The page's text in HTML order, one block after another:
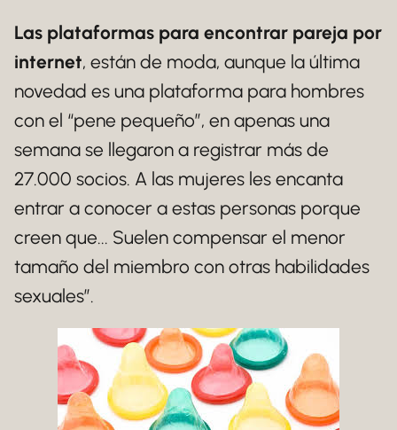
Las plataformas para encontrar pareja por
internet, están de moda, aunque la última
novedad es una plataforma para hombres
con el “pene pequeño”, en apenas una
semana se llegaron a registrar más de
27.000 socios. A las mujeres les encanta
entrar a conocer a estas personas porque
creen que... Suelen compensar el menor
tamaño del miembro con otras habilidades
sexuales”.